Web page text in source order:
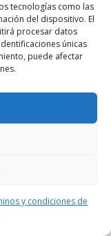
tecnologías como las
del dispositivo. El
procesar datos
únicas
puede afectar
y condiciones de